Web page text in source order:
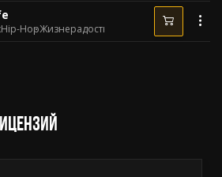
Hip-HopЖизнерадостный